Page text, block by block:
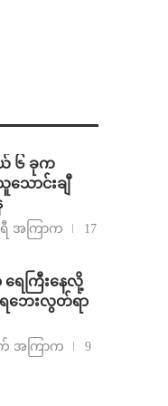
၆ ခုက
သောင်းချီ
ရီ အကြာက
17
ေကြီးနေလို့
ေဘေးလွတ်ရာ
အကြာက
9